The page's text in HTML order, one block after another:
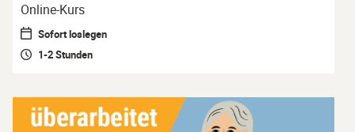
Online-Kurs
Sofort loslegen
1-2 Stunden